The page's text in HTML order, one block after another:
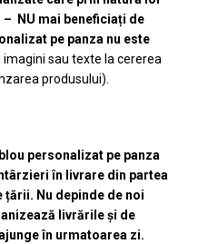
NU mai beneficiați de
pe panza nu este
sau texte la cererea
produsului).
personalizat pe panza
în livrare din partea
Nu depinde de noi
livrările și de
în urmatoarea zi.